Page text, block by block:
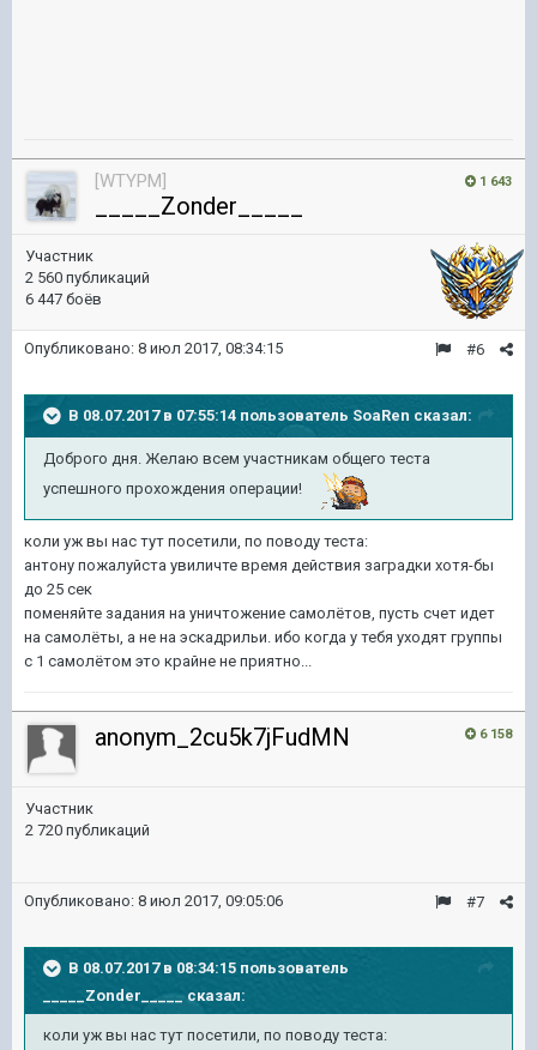
1 643
[WTYPM]
_____Zonder_____
Участник
2 560 публикаций
6 447 боёв
#6
Опубликовано: 8 июл 2017, 08:34:15
В 08.07.2017 в 07:55:14 пользователь SoaRen сказал:
Доброго дня. Желаю всем участникам общего теста
успешного прохождения операции!
коли уж вы нас тут посетили, по поводу теста:
антону пожалуйста увиличте время действия заградки хотя-бы
до 25 сек
поменяйте задания на уничтожение самолётов, пусть счет идет
на самолёты, а не на эскадрильи. ибо когда у тебя уходят группы
с 1 самолётом это крайне не приятно...
6 158
anonym_2cu5k7jFudMN
Участник
2 720 публикаций
#7
Опубликовано: 8 июл 2017, 09:05:06
В 08.07.2017 в 08:34:15 пользователь
_____Zonder_____ сказал:
коли уж вы нас тут посетили, по поводу теста: